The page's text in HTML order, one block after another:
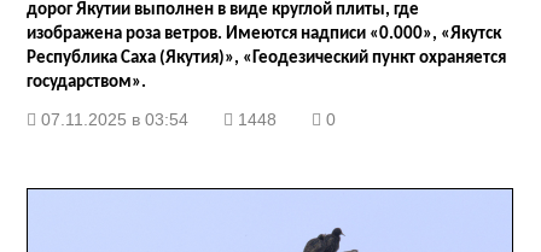
дорог Якутии выполнен в виде круглой плиты, где
изображена роза ветров. Имеются надписи «0.000», «Якутск
Республика Саха (Якутия)», «Геодезический пункт охраняется
государством».
07.11.2025 в 03:54 1448 0